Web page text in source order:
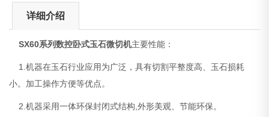
详细介绍
SX60系列数控卧式玉石微切机主要性能：
1.机器在玉石行业应用为广泛，具有切割平整度高、玉石损耗
小。加工操作方便等优点。
2.机器采用一体环保封闭式结构,外形美观、节能环保。